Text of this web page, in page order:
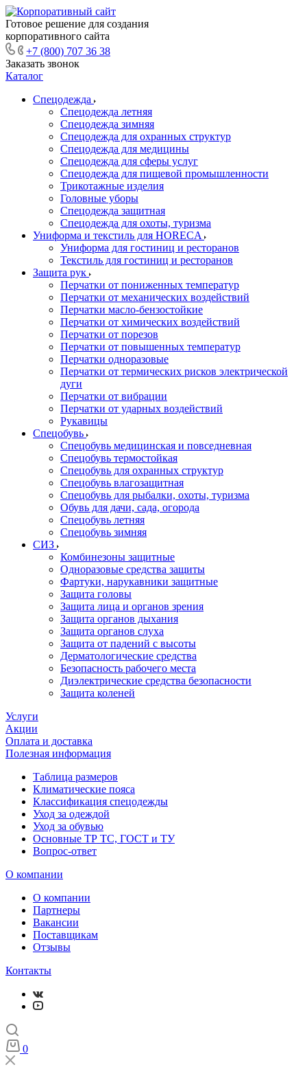
Готовое решение для создания
корпоративного сайта
+7 (800) 707 36 38
Заказать звонок
Каталог
Спецодежда
Спецодежда летняя
Спецодежда зимняя
Спецодежда для охранных структур
Спецодежда для медицины
Спецодежда для сферы услуг
Спецодежда для пищевой промышленности
Трикотажные изделия
Головные уборы
Спецодежда защитная
Спецодежда для охоты, туризма
Униформа и текстиль для HORECA
Униформа для гостиниц и ресторанов
Текстиль для гостиниц и ресторанов
Защита рук
Перчатки от пониженных температур
Перчатки от механических воздействий
Перчатки масло-бензостойкие
Перчатки от химических воздействий
Перчатки от порезов
Перчатки от повышенных температур
Перчатки одноразовые
Перчатки от термических рисков электрической
дуги
Перчатки от вибрации
Перчатки от ударных воздействий
Рукавицы
Спецобувь
Спецобувь медицинская и повседневная
Спецобувь термостойкая
Спецобувь для охранных структур
Спецобувь влагозащитная
Спецобувь для рыбалки, охоты, туризма
Обувь для дачи, сада, огорода
Спецобувь летняя
Спецобувь зимняя
СИЗ
Комбинезоны защитные
Одноразовые средства защиты
Фартуки, нарукавники защитные
Защита головы
Защита лица и органов зрения
Защита органов дыхания
Защита органов слуха
Защита от падений с высоты
Дерматологические средства
Безопасность рабочего места
Диэлектрические средства безопасности
Защита коленей
Услуги
Акции
Оплата и доставка
Полезная информация
Таблица размеров
Климатические пояса
Классификация спецодежды
Уход за одеждой
Уход за обувью
Основные ТР ТС, ГОСТ и ТУ
Вопрос-ответ
О компании
О компании
Партнеры
Вакансии
Поставщикам
Отзывы
Контакты
0